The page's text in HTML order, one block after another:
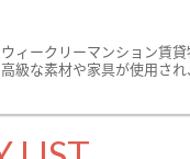
ィークリーマンション賃
級な素材や家具が使用さ